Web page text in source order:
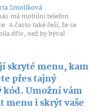
Smolíková
má mobilní telefon
A často také řeší, že se
dřív, než by býval
skryté menu, kam
přes tajný
Umožní vám
menu i skrýt vaše